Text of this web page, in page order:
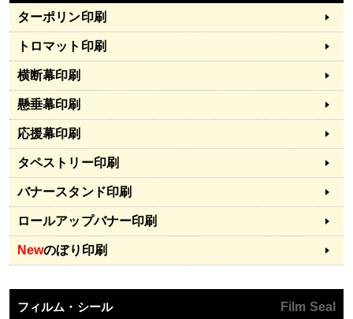
ターポリン印刷
トロマット印刷
横断幕印刷
懸垂幕印刷
応援幕印刷
タペストリー印刷
バナースタンド印刷
ロールアップバナー印刷
Newのぼり印刷
フィルム・シール Film Seal